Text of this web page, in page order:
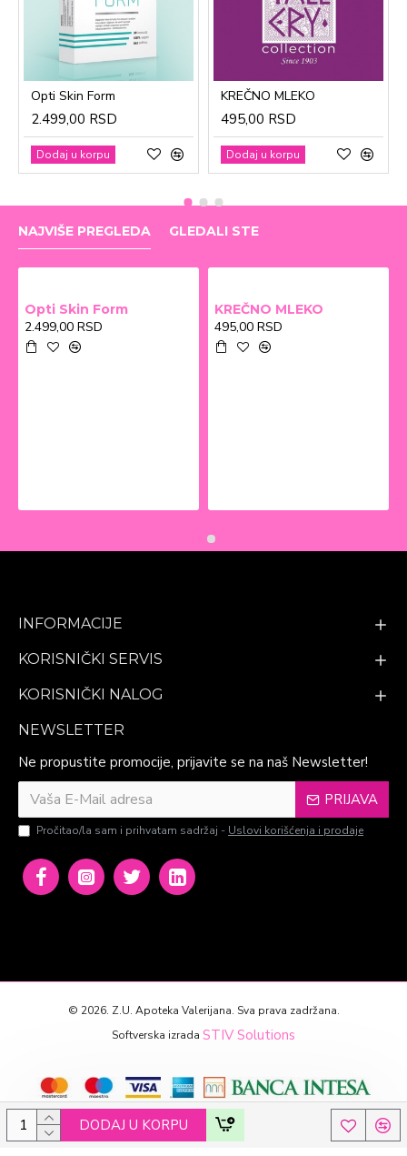
DODAJ U KORPU
Opti Skin Form
2.499,00 RSD
Dodaj u korpu
KREČNO MLEKO
495,00 RSD
Dodaj u korpu
NAJVIŠE PREGLEDA GLEDALI STE
Opti Skin Form
2.499,00 RSD
KREČNO MLEKO
495,00 RSD
INFORMACIJE
KORISNIČKI SERVIS
KORISNIČKI NALOG
NEWSLETTER
Ne propustite promocije, prijavite se na naš Newsletter!
PRIJAVA
Pročitao/la sam i prihvatam sadržaj - Uslovi korišćenja i prodaje
© 2026. Z.U. Apoteka Valerijana. Sva prava zadržana.
Softverska izrada STIV Solutions